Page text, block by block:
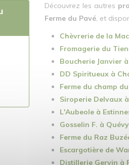
Découvrez les autres
Ferme du Pavé, et
Chèvrerie de la
Fromagerie du
Boucherie Janvier
DD Spiritueux à
Ferme du champ
Siroperie Delvaux
L'Aubeole à
Gosselin F. à Quévy
Ferme du Raz
Escargotière de
Distillerie Gervin à